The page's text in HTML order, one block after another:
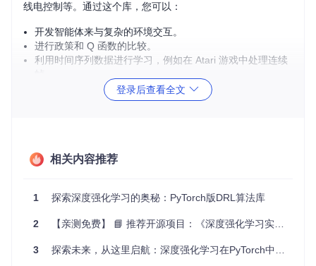
线电控制等。通过这个库，您可以：
开发智能体来与复杂的环境交互。
进行政策和 Q 函数的比较。
利用时间序列数据进行学习，例如在 Atari 游戏中处理连续
调整探索与利用之间的平衡以优化性能。
调整。
可视化
Pong 游戏的训练：
sudo
登录后查看全文
相关内容推荐
1 探索深度强化学习的奥秘：PyTorch版DRL算法库
2 【亲测免费】 📘 推荐开源项目：《深度强化学习实战》—— 深入探索智能代理的最新前沿
3 探索未来，从这里启航：深度强化学习在PyTorch中的奇妙之旅